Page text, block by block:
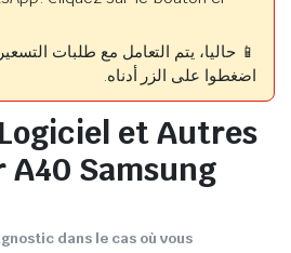
📱 حاليا، يتم التعامل مع طلبات
اضغطوا على الزر أدناه.
et Autres
A40 Samsung
dans le cas où vous